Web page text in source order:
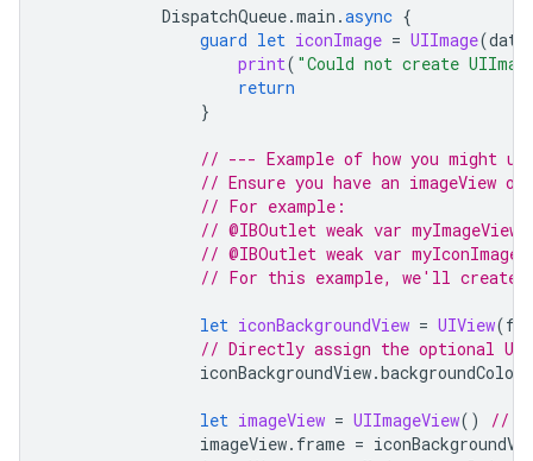
DispatchQueue.main .async {
guard let iconImage = UIImage(data
print( "Could not create
return
}
// --- Example of how you might
// Ensure you have an imageView
// For example:
// @IBOutlet weak var
// @IBOutlet weak var
// For this example, we'll create
let iconBackgroundView = UIView(
// Directly assign the optional
iconBackgroundView.backgroundColor
let imageView = UIImageView()
//
imageView. frame =